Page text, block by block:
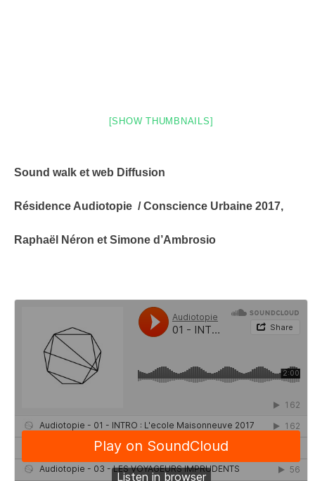
[SHOW THUMBNAILS]
Sound walk et web Diffusion
Résidence Audiotopie /Conscience Urbaine 2017,
Raphaël Néron et Simone d’Ambrosio